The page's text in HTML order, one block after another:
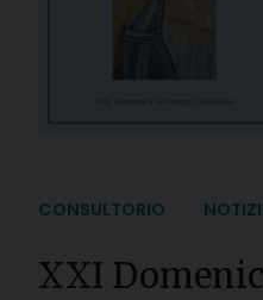
CONSULTORIO
XXI